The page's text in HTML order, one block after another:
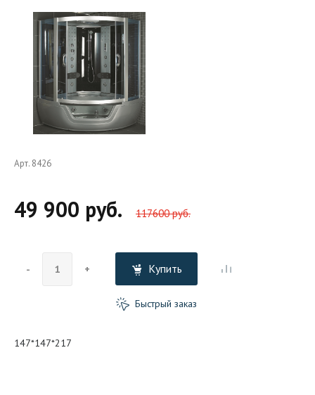
Арт. 8426
49 900 руб. 117600 руб.
- + Купить
Быстрый заказ
147*147*217